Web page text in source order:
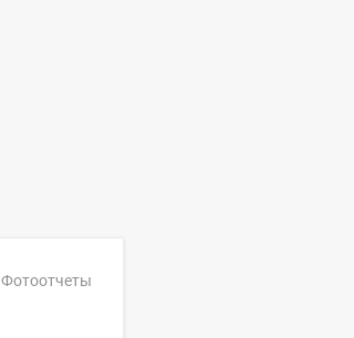
Фотоотчеты